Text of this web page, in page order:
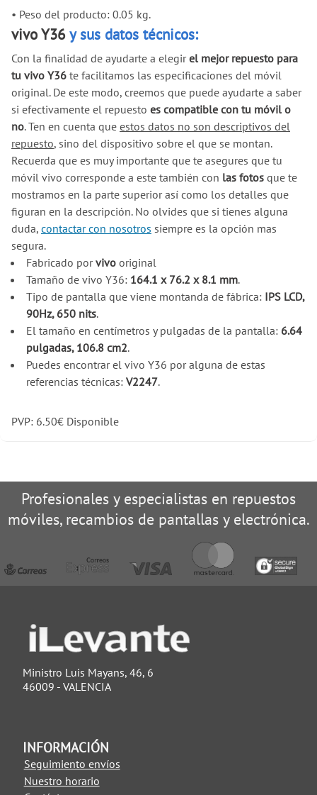
• Peso del producto: 0.05 kg.
vivo Y36y sus datos técnicos:
Con la finalidad de ayudarte a elegirel mejor repuesto para
tu vivo Y36 te facilitamos las especificaciones del móvil
original. De este modo, creemos que puede ayudarte a saber
si efectivamente el repuesto es compatible con tu móvil o
no. Ten en cuenta que estos datos no son descriptivos del
repuesto, sino del dispositivo sobre el que se montan.
Recuerda que es muy importante que te asegures que tu
móvil vivo corresponde a este también con las fotos que te
mostramos en la parte superior así como los detalles que
figuran en la descripción. No olvides que si tienes alguna
duda, contactar con nosotros siempre es la opción mas
segura.
Fabricado porvivooriginal
Tamaño de vivo Y36: 164.1 x 76.2 x 8.1 mm.
Tipo de pantalla que viene montanda de fábrica: IPS LCD,
90Hz, 650 nits.
El tamaño en centímetros y pulgadas de la pantalla: 6.64
pulgadas, 106.8 cm2.
Puedes encontrar el vivo Y36 por alguna de estas
referencias técnicas: V2247.
PVP: 6.50€ Disponible
Profesionales y especialistas en repuestos
móviles, recambios de pantallas y electrónica.
Ministro Luis Mayans, 46, 6
46009 - VALENCIA
INFORMACIÓN
Seguimiento envíos
Nuestro horario